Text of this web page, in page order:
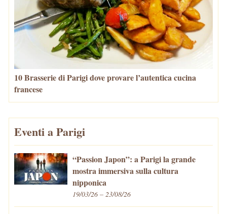
10 Brasserie di Parigi dove provare l’autentica cucina
francese
Eventi a Parigi
“Passion Japon”: a Parigi la grande
mostra immersiva sulla cultura
nipponica
19/03/26 – 23/08/26